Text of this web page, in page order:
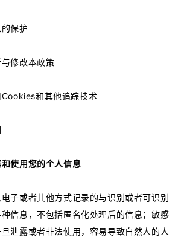
保护
修改本政策
和其他追踪技术
使用您的个人信息
子或者其他方式记录的与识别或者可识别
信息，不包括匿名化处理后的信息；敏感
泄露或者非法使用，容易导致自然人的人